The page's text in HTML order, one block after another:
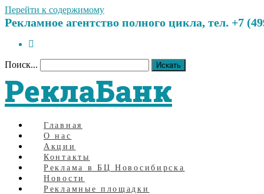
Перейти к содержимому
Рекламное агентство полного цикла, тел. +7
Поиск... Искать
РеклаБанк
Главная
О нас
Акции
Контакты
Реклама в БЦ Новосибирска
Новости
Рекламные площадки